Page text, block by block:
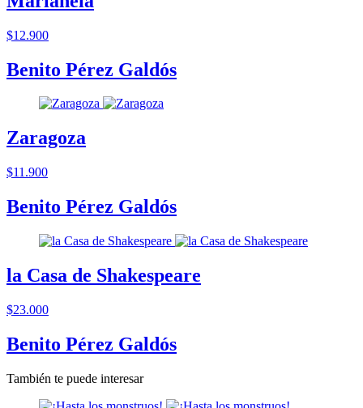
$12.900
Benito Pérez Galdós
Zaragoza
$11.900
Benito Pérez Galdós
la Casa de Shakespeare
$23.000
Benito Pérez Galdós
También te puede interesar